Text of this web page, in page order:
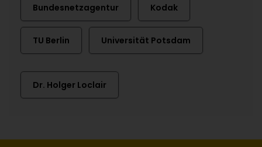
Bundesnetzagentur Kodak
TU Berlin Universität Potsdam
Dr. Holger Loclair